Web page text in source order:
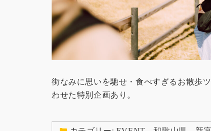
街なみに思いを馳せ・食べすぎるお散歩
わせた特別企画あり。